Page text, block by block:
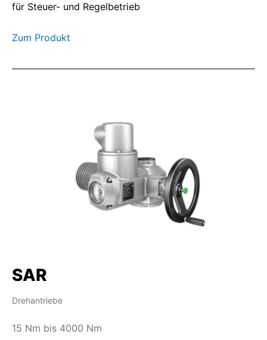
für Steuer- und Regelbetrieb
Zum Produkt
SAR
Drehantriebe
15 Nm bis 4000 Nm